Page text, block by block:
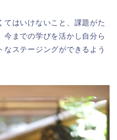
てはいけないこと、課題がた
今までの学びを活かし自分ら
なステージングができるよう